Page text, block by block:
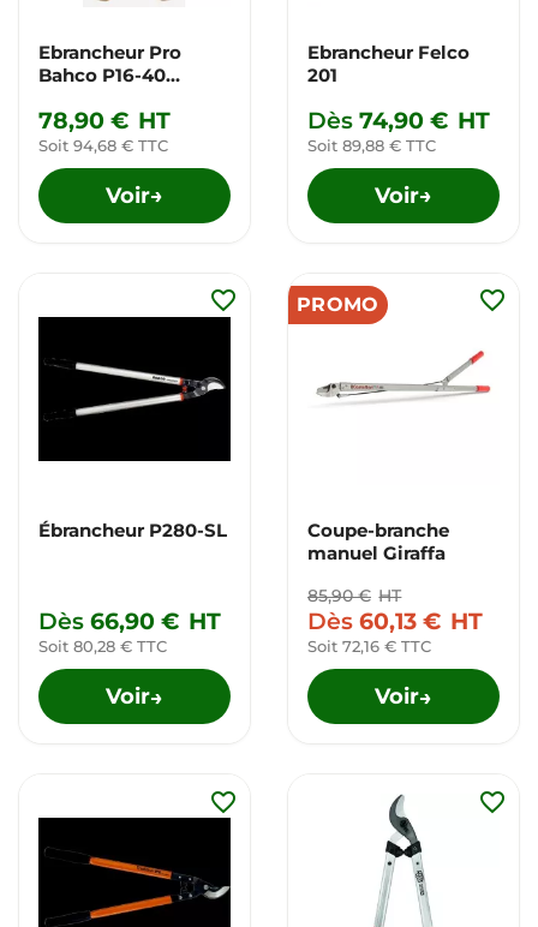
Ebrancheur Pro
Bahco P16-40
78,90 € HT
Soit 94,68 € TTC
Voir→
Ebrancheur Felco
201
Dès 74,90 € HT
Soit 89,88 € TTC
Voir→
Ébrancheur P280-SL
Dès 66,90 € HT
Soit 80,28 € TTC
Voir→
favorite_border PROMO
Coupe-branche
manuel Giraffa
85,90 € HT
Dès 60,13 € HT
Soit 72,16 € TTC
Voir→
favorite_border
favorite_border favorite_border